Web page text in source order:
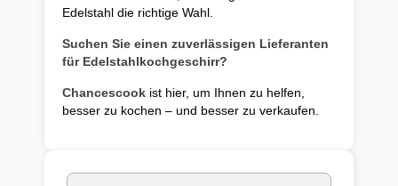
Edelstahl die richtige Wahl.
Suchen Sie einen zuverlässigen Lieferanten
für Edelstahlkochgeschirr?
Chancescook ist hier, um Ihnen zu helfen,
besser zu kochen – und besser zu verkaufen.